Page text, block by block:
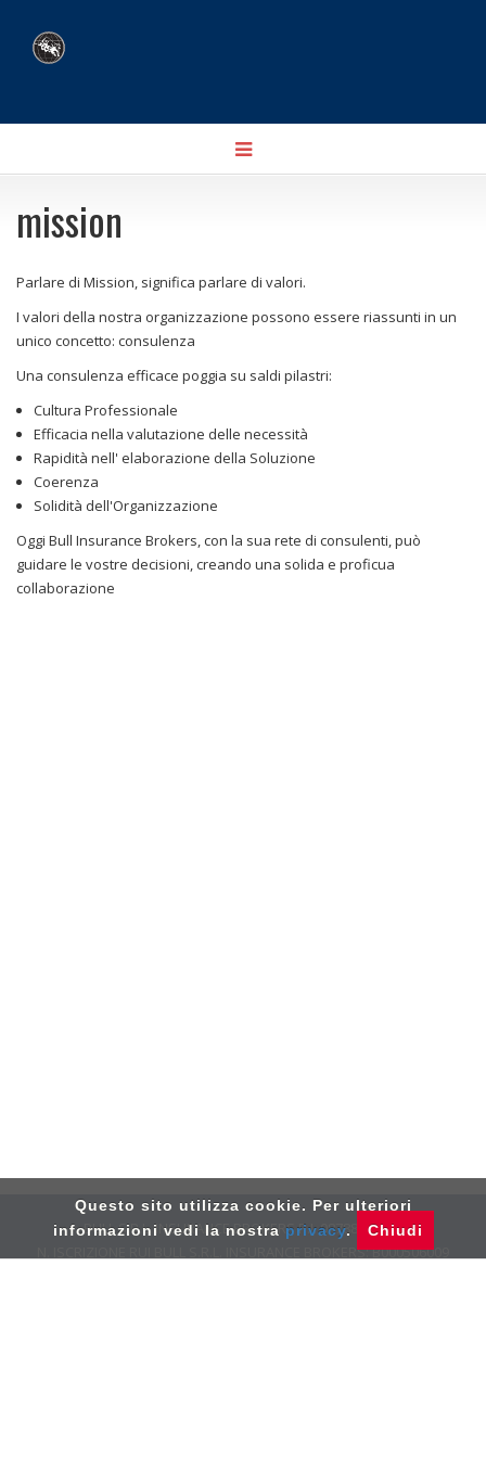
Toggle
navigation
mission
Parlare di Mission, significa parlare di valori.
I valori della nostra organizzazione possono essere riassunti in un
unico concetto: consulenza
Una consulenza efficace poggia su saldi pilastri:
Cultura Professionale
Efficacia nella valutazione delle necessità
Rapidità nell' elaborazione della Soluzione
Coerenza
Solidità dell'Organizzazione
Oggi Bull Insurance Brokers, con la sua rete di consulenti, può
guidare le vostre decisioni, creando una solida e proficua
collaborazione
BULL S.R.L. INSURANCE BROKERS P.I. 08788890963
N. ISCRIZIONE RUI BULL S.R.L. INSURANCE ­­BROKERS: B000506009
Questo sito utilizza cookie. Per ulteriori
informazioni vedi la nostra privacy. Chiudi